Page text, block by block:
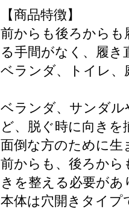
【商品特徴】
前からも後ろから
る手間がなく、履き
ベランダ、トイレ、
ベランダ、サンダ
ど、脱ぐ時に向きを
面倒な方のために生
前からも、後ろから
きを整える必要があ
本体は穴開きタイ